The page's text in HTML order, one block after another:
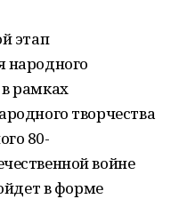
этап
народного
рамках
творчества
80-
войне
в форме